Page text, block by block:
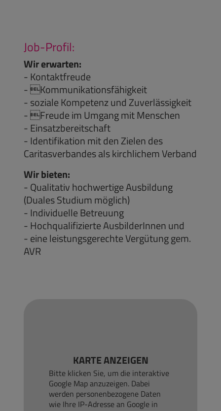
Job-Profil:
Wir erwarten:
- Kontaktfreude
- Kommunikationsfähigkeit
- soziale Kompetenz und Zuverlässigkeit
- Freude im Umgang mit Menschen
- Einsatzbereitschaft
- Identifikation mit den Zielen des
Caritasverbandes als kirchlichem Verband
Wir bieten:
- Qualitativ hochwertige Ausbildung
(Duales Studium möglich)
- Individuelle Betreuung
- Hochqualifizierte AusbilderInnen und
- eine leistungsgerechte Vergütung gem.
AVR
KARTE ANZEIGEN
Bitte klicken Sie, um die interaktive
Google Map anzuzeigen. Dabei
werden personenbezogene Daten
wie Ihre IP-Adresse an Google in